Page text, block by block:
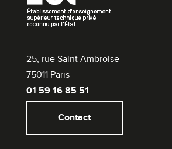
25, rue Saint Ambroise
75011 Paris
01 59 16 85 51
Contact